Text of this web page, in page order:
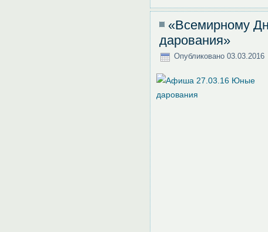
«Всемирному
дарования»
Опубликовано 03.03.2016